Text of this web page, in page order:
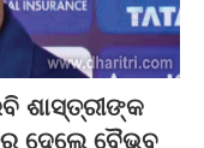
ଶାସ୍ତ୍ରୀଙ୍କ
ଦେଲେ ବୈଭବ